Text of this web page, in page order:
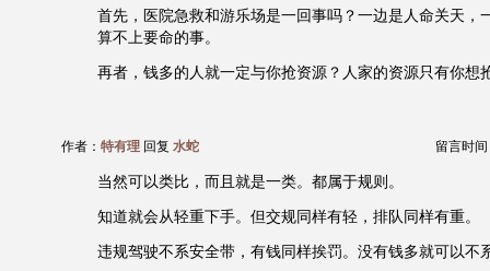
首先，医院急救和游乐场是一回事吗？一边是人命关天，
算不上要命的事。
再者，钱多的人就一定与你抢资源？人家的资源只有你想
作者： 特有理 回复 水蛇 留言时间
当然可以类比，而且就是一类。都属于规则。
知道就会从轻重下手。但交规同样有轻，排队同样有重。
违规驾驶不系安全带，有钱同样挨罚。没有钱多就可以不